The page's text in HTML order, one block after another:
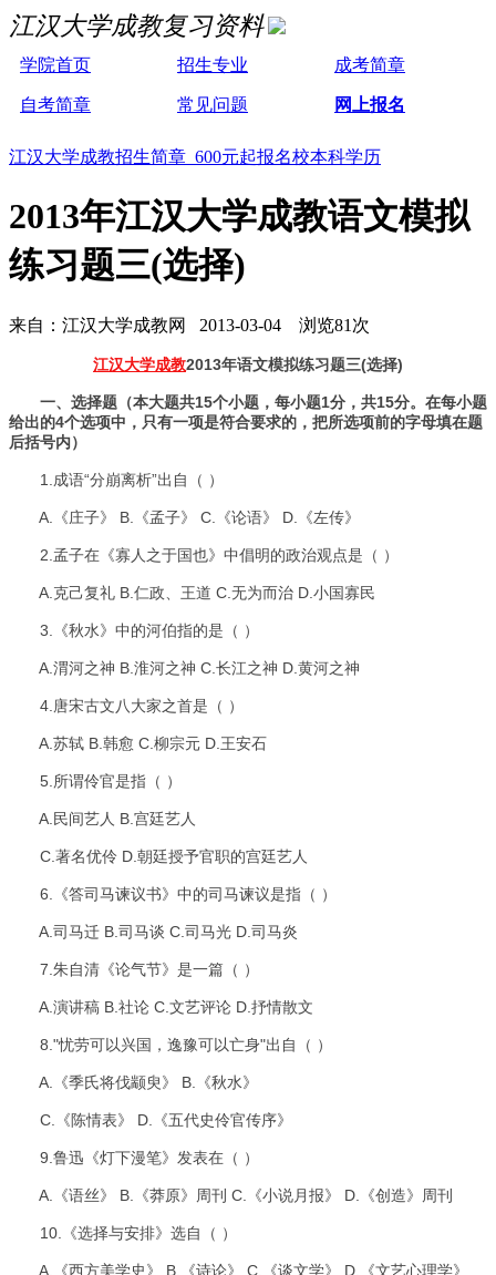
江汉大学成教复习资料
学院首页 招生专业 成考简章
自考简章 常见问题 网上报名
江汉大学成教招生简章 600元起报名校本科学历
2013年江汉大学成教语文模拟
练习题三(选择)
来自：江汉大学成教网 2013-03-04 浏览81次
江汉大学成教2013年语文模拟练习题三(选择)
一、选择题（本大题共15个小题，每小题1分，共15分。在每小题
给出的4个选项中，只有一项是符合要求的，把所选项前的字母填在题
后括号内）
1.成语“分崩离析”出自（ ）
A.《庄子》 B.《孟子》 C.《论语》 D.《左传》
2.孟子在《寡人之于国也》中倡明的政治观点是（ ）
A.克己复礼 B.仁政、王道 C.无为而治 D.小国寡民
3.《秋水》中的河伯指的是（ ）
A.渭河之神 B.淮河之神 C.长江之神 D.黄河之神
4.唐宋古文八大家之首是（ ）
A.苏轼 B.韩愈 C.柳宗元 D.王安石
5.所谓伶官是指（ ）
A.民间艺人 B.宫廷艺人
C.著名优伶 D.朝廷授予官职的宫廷艺人
6.《答司马谏议书》中的司马谏议是指（ ）
A.司马迁 B.司马谈 C.司马光 D.司马炎
7.朱自清《论气节》是一篇（ ）
A.演讲稿 B.社论 C.文艺评论 D.抒情散文
8."忧劳可以兴国，逸豫可以亡身"出自（ ）
A.《季氏将伐颛臾》 B.《秋水》
C.《陈情表》 D.《五代史伶官传序》
9.鲁迅《灯下漫笔》发表在（ ）
A.《语丝》 B.《莽原》周刊 C.《小说月报》 D.《创造》周刊
10.《选择与安排》选自（ ）
A.《西方美学史》 B.《诗论》 C.《谈文学》 D.《文艺心理学》